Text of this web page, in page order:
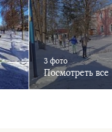
3 фото
Посмотреть все